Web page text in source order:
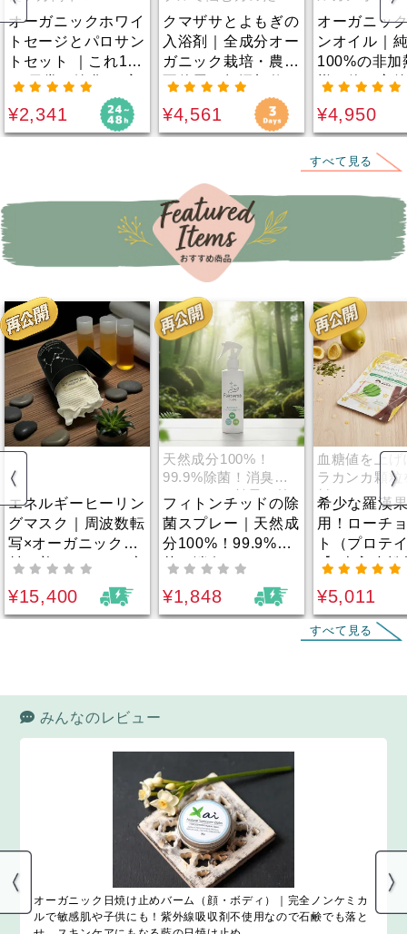
オーガニックホワイ
トセージとパロサン
トセット ｜これ1つ
で”日常の浄化”は完
璧！お香のように使
えて使い方簡単。気
の滞りやモヤモヤ感
¥2,341
に。
クマザサとよもぎの
入浴剤｜全成分オー
ガニック栽培・農薬
不使用！無添加仕
様。漢方薬剤師が肌
荒れや女性のトラブ
ルで悩む人にために
開発！
¥4,561
るチャンス！
オーガニッ
ンオイル｜
100%の非加
様！使い方
ミンEたっぷ
の選別から
抜いたトッ
¥4,950
すべて見る
エネルギーヒーリン
グマスク｜周波数転
写×オーガニック素
材で着けるだけで心
身が整う！シルクor
オーガニックコット
ンの2種から選べ
み・ドライマウス・
お口ポカン・肩こり
¥15,400
天然成分100%！
99.9%除菌！消臭・
リラックス効果も抜
群！
フィトンチッドの除
菌スプレー｜天然成
分100%！99.9%除
菌！消臭・リラック
ス効果も抜群！
¥1,848
血糖値を上げ
ラカンカ顆粒
料として
希少な羅漢
用！ローチ
ト（プロテ
【3本入小松
｜血糖値を
い羅漢果（
カ）顆粒を
悪感ゼロの
¥5,011
すべて見る
みんなのレビュー
オーガニック日焼け止めバーム（顔・ボディ）｜完全ノンケミカ
ルで敏感肌や子供にも！紫外線吸収剤不使用なので石鹸でも落と